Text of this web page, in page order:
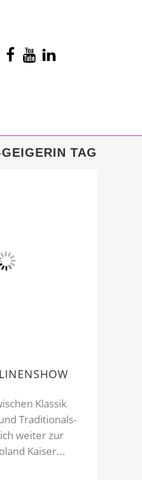
TAG
Klassik
Traditionals-
weiter zur
Kaiser...